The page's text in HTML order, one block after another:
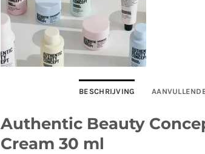
BESCHRIJVING
Authentic Beauty
Cream 30 ml